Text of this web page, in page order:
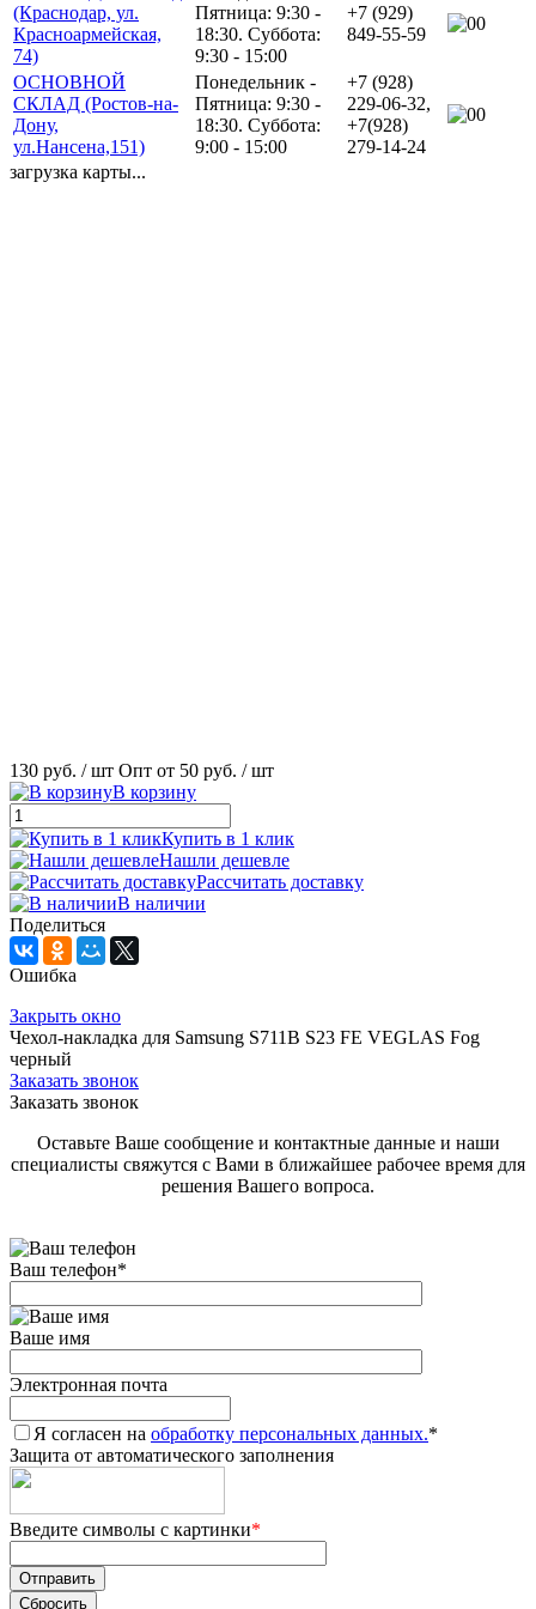
(Краснодар, ул.
Красноармейская,
74)
Пятница: 9:30 -
18:30. Суббота:
9:30 - 15:00
+7 (929)
849-55-59
0
ОСНОВНОЙ
СКЛАД (Ростов-на-
Дону,
ул.Нансена,151)
Понедельник -
Пятница: 9:30 -
18:30. Суббота:
9:00 - 15:00
+7 (928)
229-06-32,
+7(928)
279-14-24
0
загрузка карты...
130 руб. / шт Опт от 50 руб. / шт
В корзину
Купить в 1 клик
Нашли дешевле
Рассчитать доставку
В наличии
Поделиться
Ошибка
Закрыть окно
Чехол-накладка для Samsung S711B S23 FE VEGLAS Fog
черный
Заказать звонок
Заказать звонок
Оставьте Ваше сообщение и контактные данные и наши
специалисты свяжутся с Вами в ближайшее рабочее время для
решения Вашего вопроса.
Ваш телефон*
Ваше имя
Электронная почта
Я согласен на обработку персональных данных.*
Защита от автоматического заполнения
Введите символы с картинки*